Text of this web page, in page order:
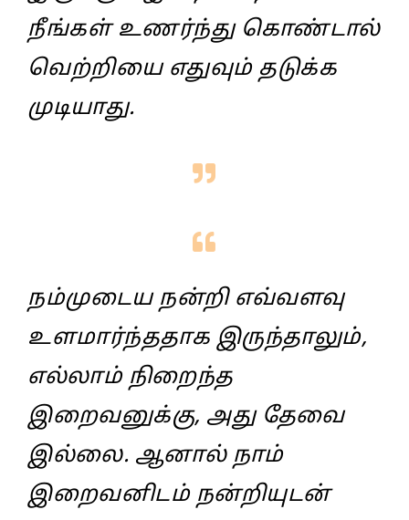
நீங்கள் உணர்ந்து கொண்டால்
வெற்றியை எதுவும் தடுக்க
முடியாது.
நம்முடைய நன்றி எவ்வளவு
உளமார்ந்ததாக இருந்தாலும்,
எல்லாம் நிறைந்த
இறைவனுக்கு, அது தேவை
இல்லை. ஆனால் நாம்
இறைவனிடம் நன்றியுடன்